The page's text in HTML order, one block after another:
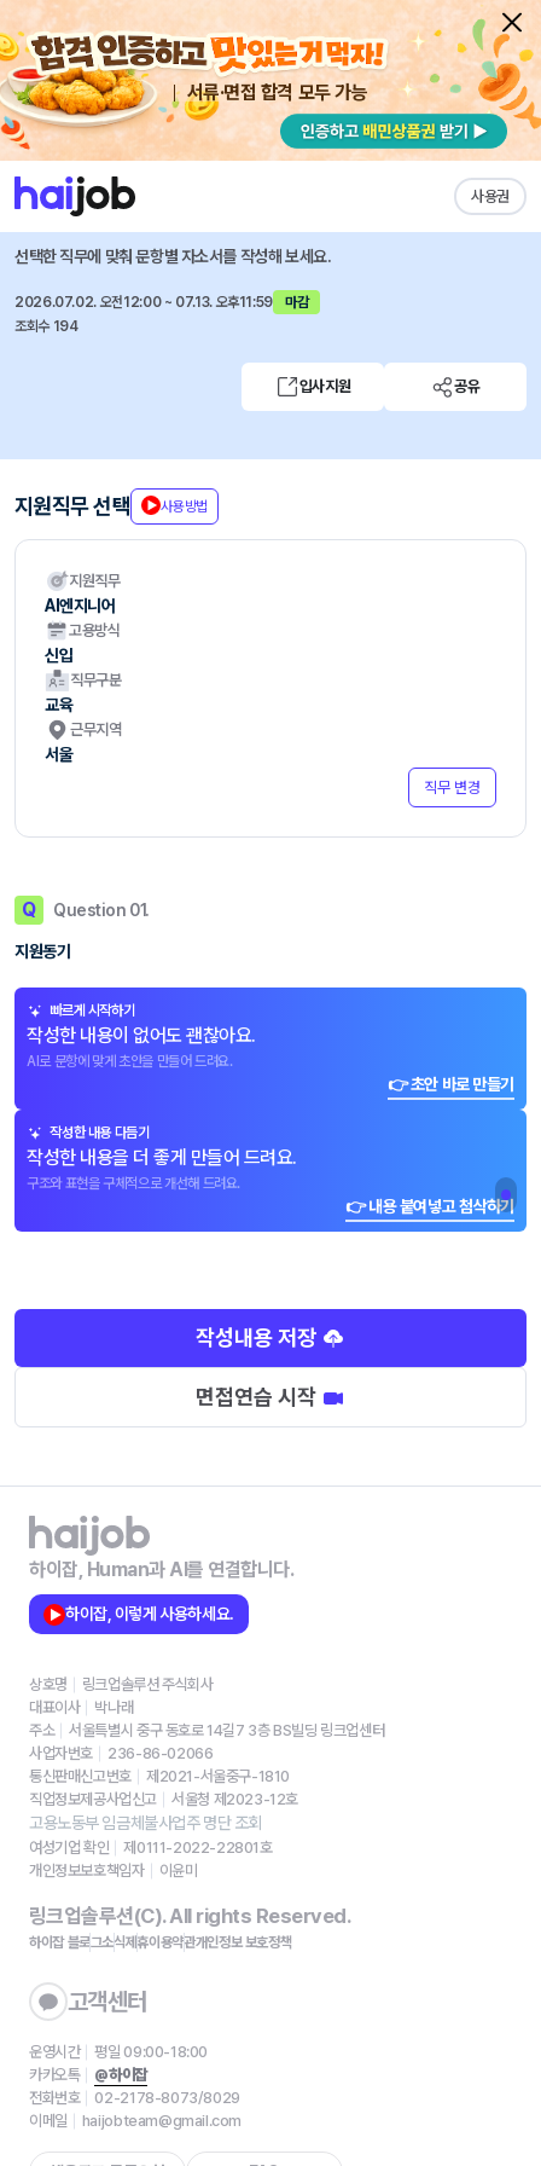
서류·면접 합격 모두 가능
사용권
채용공고 자소서 자유항목 자소서 내 작성목록
멀티캠퍼스 즐겨찾기
AI 커리어 AIM 스타트 캠프
선택한 직무에 맞춰 문항별 자소서를 작성해 보세요.
2026.07.02. 오전12:00 ~ 07.13. 오후11:59
마감
조회수 194
입사지원 공유
지원직무 선택 사용방법
지원직무
AI엔지니어
고용방식
신입
직무구분
교육
근무지역
서울
직무 변경
Q Question 01.
지원동기
빠르게 시작하기
작성한 내용이 없어도 괜찮아요.
AI로 문항에 맞게 초안을 만들어 드려요.
👉 초안 바로 만들기
작성한 내용 다듬기
작성한 내용을 더 좋게 만들어 드려요.
구조와 표현을 구체적으로 개선해 드려요.
👉 내용 붙여넣고 첨삭하기
작성내용 저장
면접연습 시작
하이잡, Human과 AI를 연결합니다.
하이잡, 이렇게 사용하세요.
상호명
링크업솔루션 주식회사
대표이사
박나래
주소
서울특별시 중구 동호로 14길7 3층 BS빌딩 링크업센터
사업자번호
236-86-02066
통신판매신고번호
제2021-서울중구-1810
직업정보제공사업신고
서울청 제2023-12호
고용노동부 임금체불사업주 명단 조회
여성기업 확인
제0111-2022-22801호
개인정보보호책임자
이윤미
링크업솔루션(C). All rights Reserved.
하이잡 블로그소식제휴이용약관개인정보 보호정책
고객센터
운영시간
평일 09:00-18:00
카카오톡
@하이잡
전화번호
02-2178-8073/8029
이메일
haijobteam@gmail.com